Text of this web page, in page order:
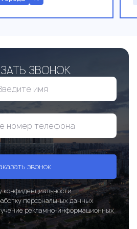
ЗВОНОК
звонок
конфиденциальности
персональных данных
рекламно-информационных